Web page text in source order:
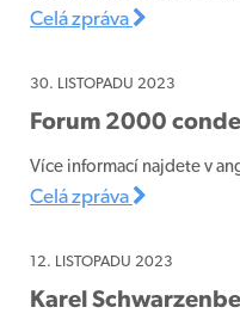
Celá zpráva
30. LISTOPADU 2023
Forum 2000
Více informací najdete
Celá zpráva
12. LISTOPADU 2023
Karel